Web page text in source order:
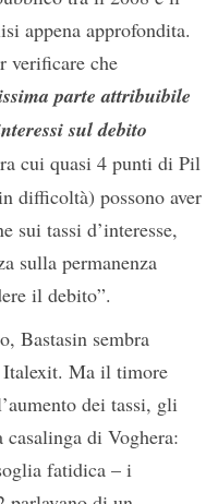
appena approfondita.
verificare che
parte attribuibile
sul debito
cui quasi 4 punti di Pil
difficoltà) possono aver
sui tassi d’interesse,
sulla permanenza
il debito”.
Bastasin sembra
Italexit. Ma il timore
dei tassi, gli
di Voghera:
fatidica – i